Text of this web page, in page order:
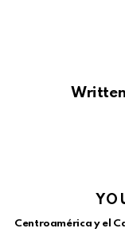
Centroamérica y el